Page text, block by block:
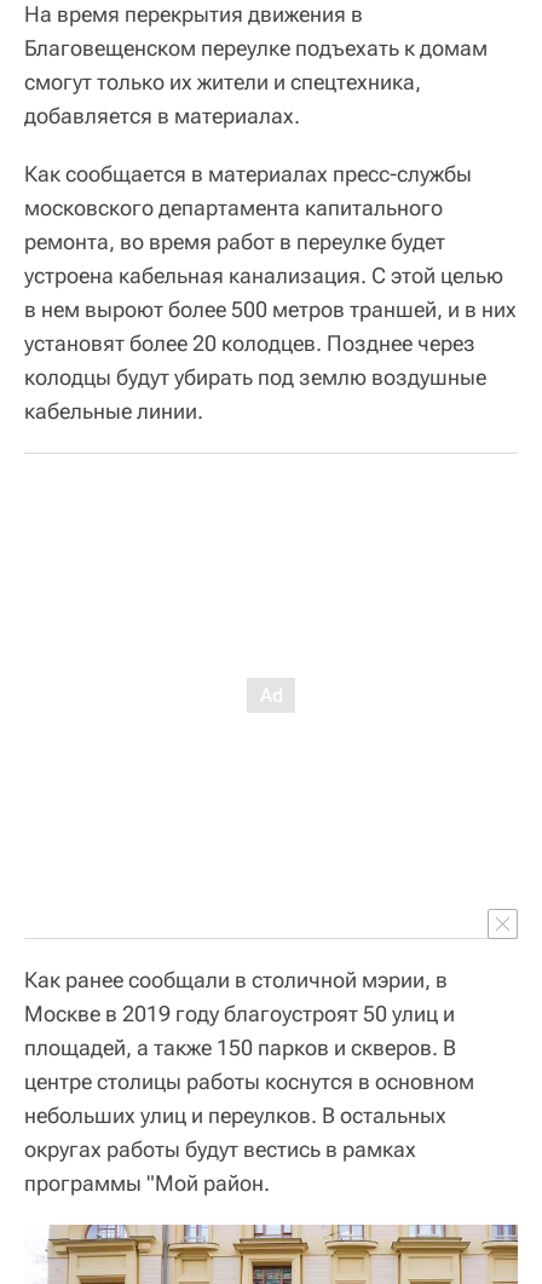
На время перекрытия движения в
Благовещенском переулке подъехать к домам
смогут только их жители и спецтехника,
добавляется в материалах.
Как сообщается в материалах пресс-службы
московского департамента капитального
ремонта, во время работ в переулке будет
устроена кабельная канализация. С этой целью
в нем выроют более 500 метров траншей, и в них
установят более 20 колодцев. Позднее через
колодцы будут убирать под землю воздушные
кабельные линии.
Как ранее сообщали в столичной мэрии, в
Москве в 2019 году благоустроят 50 улиц и
площадей, а также 150 парков и скверов. В
центре столицы работы коснутся в основном
небольших улиц и переулков. В остальных
округах работы будут вестись в рамках
программы "Мой район.